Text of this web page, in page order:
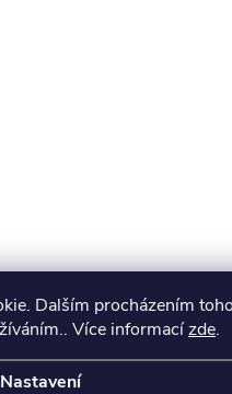
Dalším procházením
Více informacízde.
Nastavení